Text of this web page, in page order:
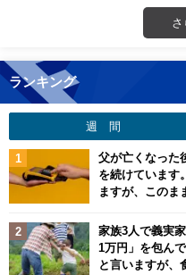
ランキング
週 間
父が亡くなった
を続けています
ますが、このま
家族3人で義実
1万円」を包ん
と言いますが、